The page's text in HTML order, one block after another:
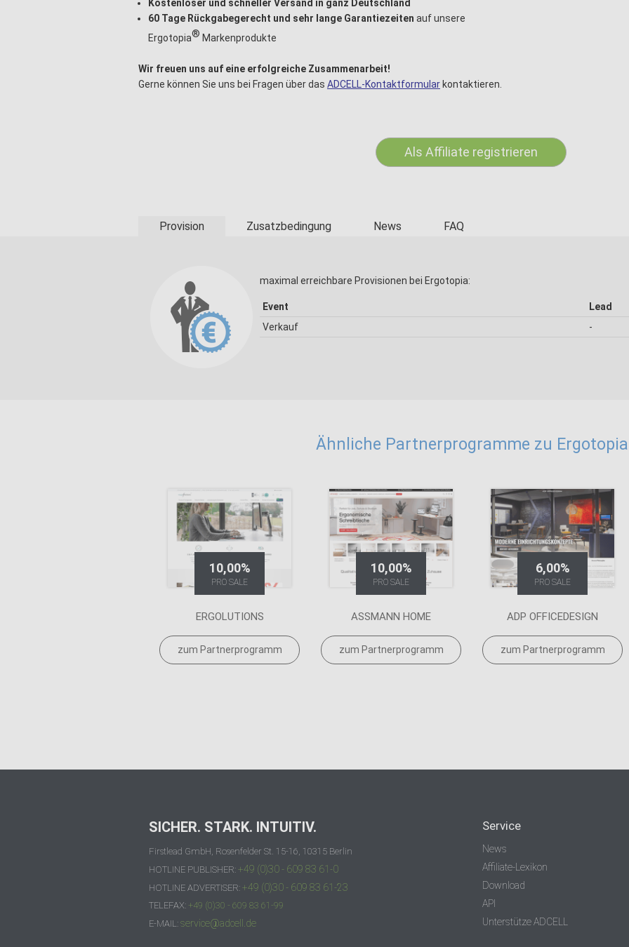
Kostenloser und schneller Versand in ganz Deutschland
60 Tage Rückgabegerecht und sehr lange Garantiezeiten auf unsere
Ergotopia® Markenprodukte
Wir freuen uns auf eine erfolgreiche Zusammenarbeit!
Gerne können Sie uns bei Fragen über das ADCELL-Kontaktformular kontaktieren.
Als Affiliate registrieren
Provision Zusatzbedingung News FAQ
maximal erreichbare Provisionen bei Ergotopia:
Event
Lead
Verkauf
-
Ähnliche Partnerprogramme zu Ergotopia
10,00%
PRO SALE
ERGOLUTIONS
zum Partnerprogramm
10,00%
PRO SALE
ASSMANN HOME
zum Partnerprogramm
6,00%
PRO SALE
ADP OFFICEDESIGN
zum Partnerprogramm
SICHER. STARK. INTUITIV.
Firstlead GmbH, Rosenfelder St. 15-16, 10315 Berlin
HOTLINE PUBLISHER: +49 (0)30 - 609 83 61-0
HOTLINE ADVERTISER: +49 (0)30 - 609 83 61-23
TELEFAX: +49 (0)30 - 609 83 61-99
E-MAIL: service@adcell.de
Service
News
Affiliate-Lexikon
Download
API
Unterstütze ADCELL